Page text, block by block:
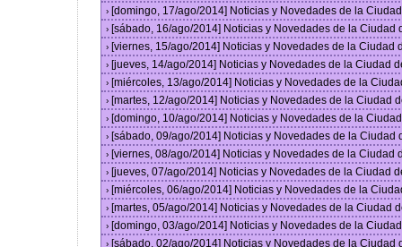
› [domingo, 17/ago/2014] Noticias y Novedades de la
› [sábado, 16/ago/2014] Noticias y Novedades de la Ciudad
› [viernes, 15/ago/2014] Noticias y Novedades de la Ciudad
› [jueves, 14/ago/2014] Noticias y Novedades de la Ciudad
› [miércoles, 13/ago/2014] Noticias y Novedades de la
› [martes, 12/ago/2014] Noticias y Novedades de la Ciudad
› [domingo, 10/ago/2014] Noticias y Novedades de la
› [sábado, 09/ago/2014] Noticias y Novedades de la Ciudad
› [viernes, 08/ago/2014] Noticias y Novedades de la Ciudad
› [jueves, 07/ago/2014] Noticias y Novedades de la Ciudad
› [miércoles, 06/ago/2014] Noticias y Novedades de la
› [martes, 05/ago/2014] Noticias y Novedades de la Ciudad
› [domingo, 03/ago/2014] Noticias y Novedades de la
› [sábado, 02/ago/2014] Noticias y Novedades de la Ciudad